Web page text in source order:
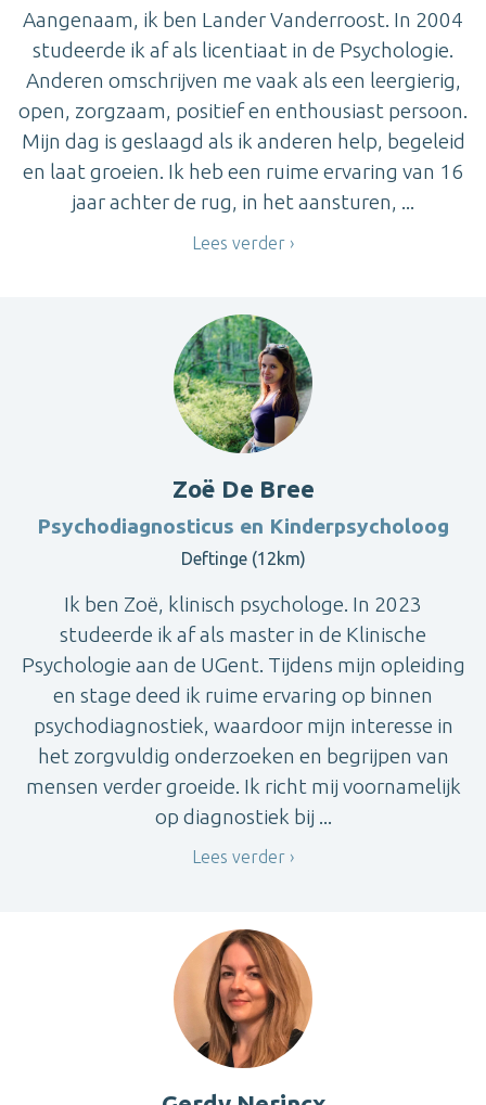
Aangenaam, ik ben Lander Vanderroost. In 2004
studeerde ik af als licentiaat in de Psychologie.
Anderen omschrijven me vaak als een leergierig,
open, zorgzaam, positief en enthousiast persoon.
Mijn dag is geslaagd als ik anderen help, begeleid
en laat groeien. Ik heb een ruime ervaring van 16
jaar achter de rug, in het aansturen, ...
Lees verder
Zoë De Bree
Psychodiagnosticus en Kinderpsycholoog
Deftinge (12km)
Ik ben Zoë, klinisch psychologe. In 2023
studeerde ik af als master in de Klinische
Psychologie aan de UGent. Tijdens mijn opleiding
en stage deed ik ruime ervaring op binnen
psychodiagnostiek, waardoor mijn interesse in
het zorgvuldig onderzoeken en begrijpen van
mensen verder groeide. Ik richt mij voornamelijk
op diagnostiek bij ...
Lees verder